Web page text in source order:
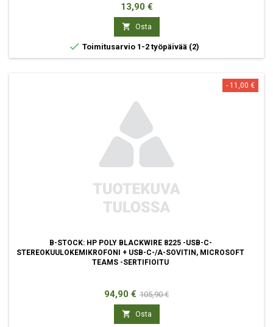
Hinta
13,90 €
 Osta
 Toimitusarvio 1-2 työpäivää (2)
- 11,00 €
B-STOCK: HP POLY BLACKWIRE 8225 -USB-C-
STEREOKUULOKEMIKROFONI + USB-C-/A-SOVITIN, MICROSOFT
TEAMS -SERTIFIOITU
Hinta
94,90 € Normaali
hinta
105,90 €
 Osta